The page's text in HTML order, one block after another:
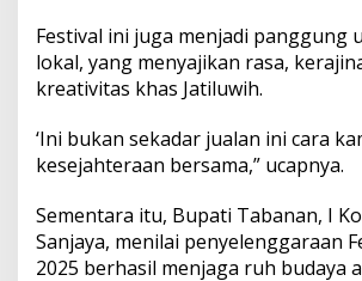
Festival ini juga menjadi panggung
lokal, yang menyajikan rasa,
kreativitas khas Jatiluwih.
‘Ini bukan sekadar jualan ini cara
kesejahteraan bersama,” ucapnya.
Sementara itu, Bupati Tabanan, I
Sanjaya, menilai penyelenggaraan
2025 berhasil menjaga ruh budaya